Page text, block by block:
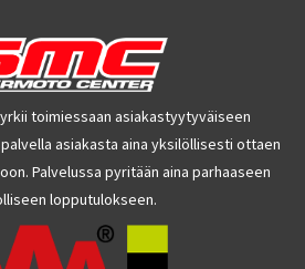
toimiessaan asiakastyytyväiseen
asiakasta aina yksilöllisesti ottaen
Palvelussa pyritään aina parhaaseen
lopputulokseen.